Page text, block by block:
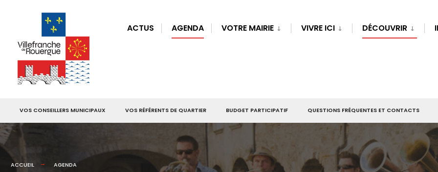
ACTUS AGENDA VOTRE MAIRIE VIVRE ICI DÉCOUVRIR
VOS CONSEILLERS MUNICIPAUX VOS RÉFÉRENTS DE QUARTIER BUDGET PARTICIPATIF QUESTIONS FRÉQUENTES ET CONTACTS
ACCUEIL AGENDA